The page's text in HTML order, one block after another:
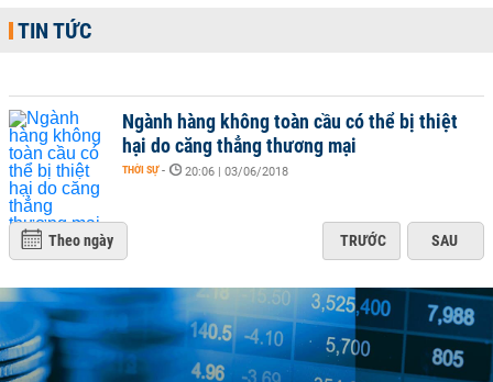
TIN TỨC
Ngành hàng không toàn cầu có thể bị thiệt
hại do căng thẳng thương mại
THỜI SỰ - 20:06 | 03/06/2018
Theo ngày TRƯỚC SAU